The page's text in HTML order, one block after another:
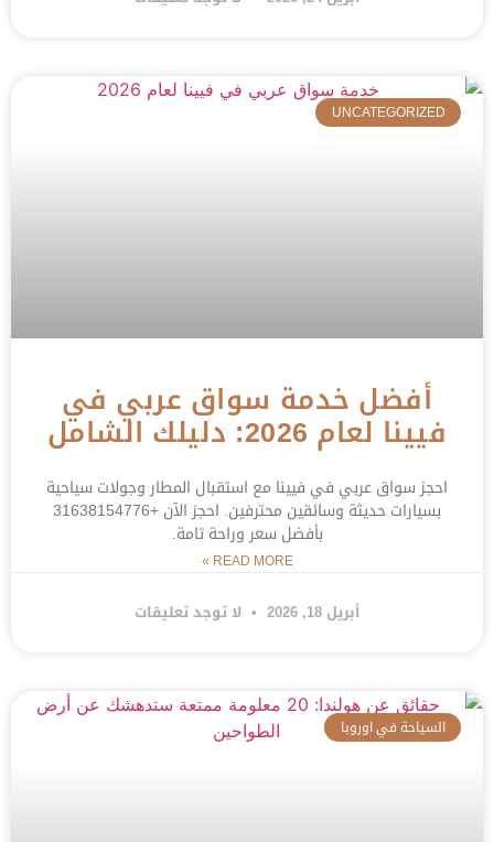
UNCATEGORIZED
أفضل خدمة سواق عربي في
فيينا لعام 2026: دليلك الشامل
احجز سواق عربي في فيينا مع استقبال المطار وجولات سياحية
بسيارات حديثة وسائقين محترفين. احجز الآن +31638154776
بأفضل سعر وراحة تامة.
READ MORE »
أبريل 18, 2026 لا توجد تعليقات
السياحة في اوروبا